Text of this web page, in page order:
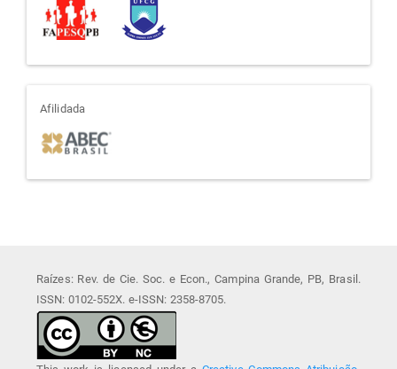
afiliada
Afilidada
Raízes: Rev. de Cie. Soc. e Econ., Campina Grande, PB, Brasil.
ISSN: 0102-552X. e-ISSN: 2358-8705.